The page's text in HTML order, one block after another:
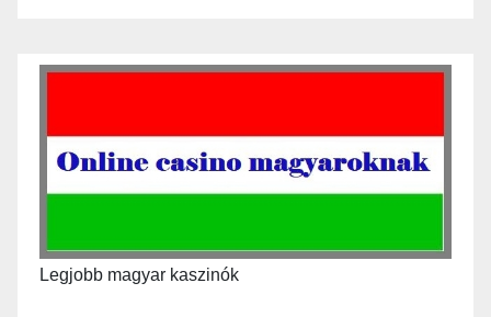
Legjobb magyar kaszinók